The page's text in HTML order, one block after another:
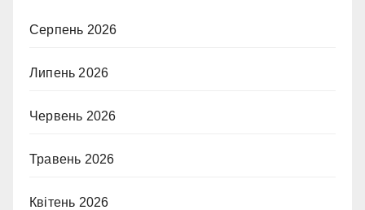
Серпень 2026
Липень 2026
Червень 2026
Травень 2026
Квітень 2026